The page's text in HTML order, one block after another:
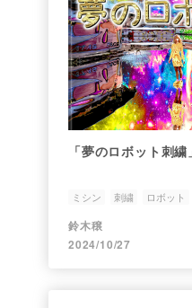
「夢のロボット刺繍
ミシン 刺繍 ロボット
鈴木穣
2024/10/27